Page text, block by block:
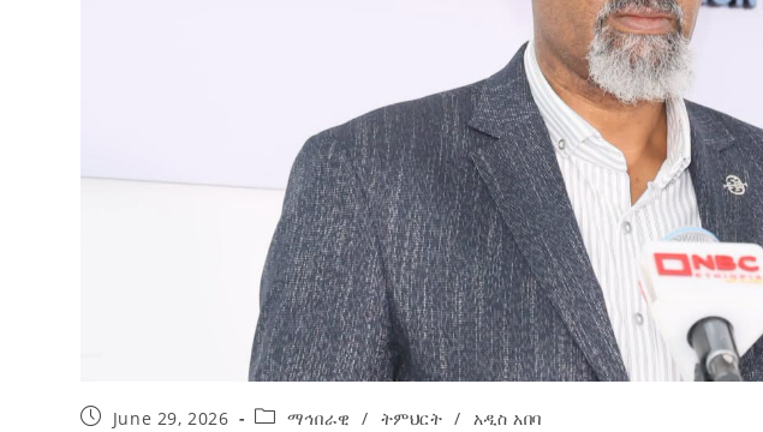
June 29, 2026 ማኅበራዊ / ትምህርት / አዲስ አበባ